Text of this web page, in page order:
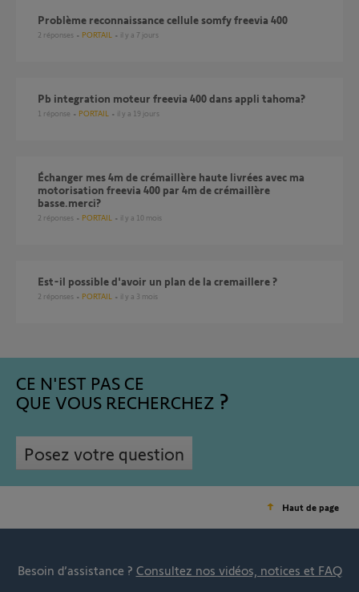
Problème reconnaissance cellule somfy freevia 400
2 réponses PORTAIL il y a 7 jours
pb integration moteur freevia 400 dans appli tahoma?
1 réponse PORTAIL il y a 19 jours
échanger mes 4m de crémaillère haute livrées avec ma
motorisation freevia 400 par 4m de crémaillère
basse.merci?
2 réponses PORTAIL il y a 10 mois
Est-il possible d'avoir un plan de la cremaillere ?
2 réponses PORTAIL il y a 3 mois
CE N'EST PAS CE
QUE VOUS RECHERCHEZ
Posez votre question
Haut de page
Besoin d’assistance ? Consultez nos vidéos, notices et FAQ